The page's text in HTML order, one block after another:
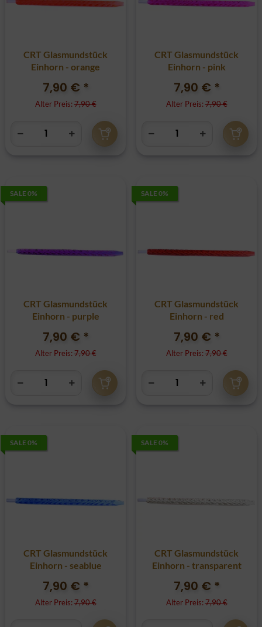
CRT Glasmundstück
Einhorn - orange
7,90 € *
Alter Preis:7,90 €
CRT Glasmundstück
Einhorn - pink
7,90 € *
Alter Preis:7,90 €
SALE 0%
CRT Glasmundstück
Einhorn - purple
7,90 € *
Alter Preis:7,90 €
SALE 0%
CRT Glasmundstück
Einhorn - red
7,90 € *
Alter Preis:7,90 €
SALE 0%
CRT Glasmundstück
Einhorn - seablue
7,90 € *
Alter Preis:7,90 €
SALE 0%
CRT Glasmundstück
Einhorn - transparent
7,90 € *
Alter Preis:7,90 €